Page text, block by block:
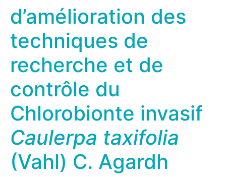
d’amélioration des
techniques de
recherche et de
contrôle du
Chlorobionte invasif
Caulerpa taxifolia
(Vahl) C. Agardh